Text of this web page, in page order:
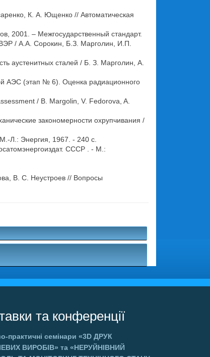
К. А. Ющенко // Автоматическая
2001. – Межгосударственный стандарт.
/ А.А. Сорокин, Б.З. Марголин, И.П.
аустенитных сталей / Б. З. Марголин, А.
АЭС (этап № 6). Оценка радиационного
/ B. Margolin, V. Fedorova, A.
закономерности охрупчивания /
Л.: Энергия, 1967. - 240 c.
СССР . - М.:
В. С. Неустроев // Вопросы
та конференції
практичні семінари«3D ДРУК
ВИРОБІВ» та«НЕРУЙНІВНИЙ